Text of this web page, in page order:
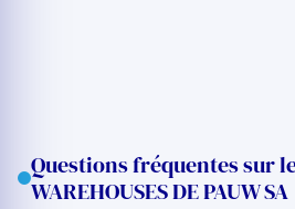
Questions fréquentes sur
WAREHOUSES DE PAUW SA